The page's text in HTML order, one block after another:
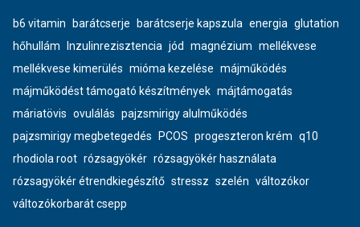
b6 vitamin barátcserje barátcserje kapszula energia glutation
hőhullám
Inzulinrezisztencia jód magnézium mellékvese
mellékvese kimerülés mióma kezelése májműködés
májműködést támogató készítmények májtámogatás
máriatövis ovulálás pajzsmirigy alulműködés
pajzsmirigy megbetegedés
PCOS progeszteron krém q10
rhodiola root rózsagyökér rózsagyökér használata
rózsagyökér étrendkiegészítő stressz szelén változókor
változókorbarát csepp